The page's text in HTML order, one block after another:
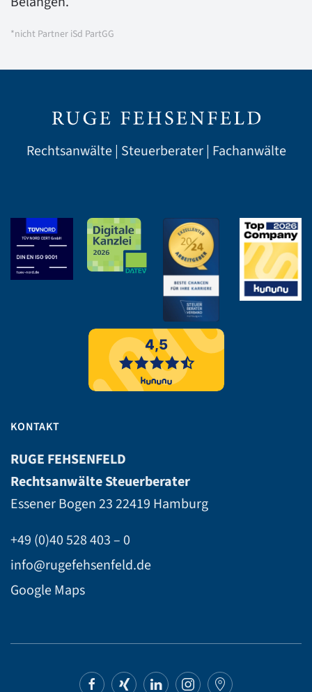
*nicht Partner iSd PartGG
Rechtsanwälte | Steuerberater | Fachanwälte
KONTAKT
RUGE FEHSENFELD
Rechtsanwälte Steuerberater
Essener Bogen 2322419 Hamburg
+49 (0)40 528 403 – 0
info@rugefehsenfeld.de
Google Maps